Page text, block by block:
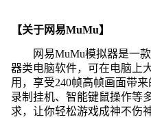
【关于网易MuMu】
网易MuMu模拟器是一
器类电脑软件，可在电脑上
用，享受240帧高帧画面带
录制挂机、智能键鼠操作等
求，让你轻松游戏成神不伤神